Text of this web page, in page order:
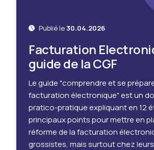
Publié le 30.04.2026
Facturation
guide de la CGF
Le guide "comprendre et se
facturation électronique" est un
pratico-pratique expliquant en 12
principaux points pour mettre en
réforme de la facturation
grossistes, mais surtout chez